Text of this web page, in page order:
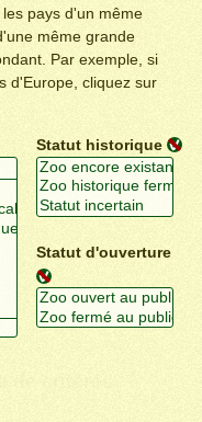
pays d'un même
même grande
Par exemple, si
d'Europe, cliquez sur
Statut historique
Statut d'ouverture